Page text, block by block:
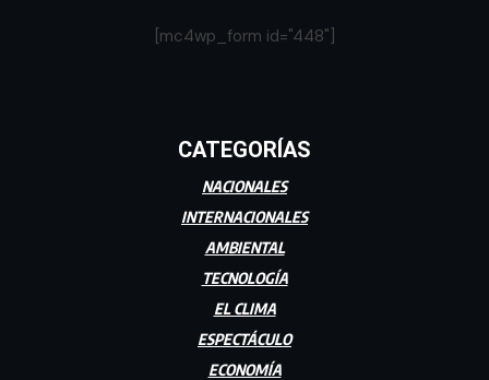
[mc4wp_form id="448"]
CATEGORÍAS
NACIONALES
INTERNACIONALES
AMBIENTAL
TECNOLOGÍA
EL CLIMA
ESPECTÁCULO
ECONOMÍA